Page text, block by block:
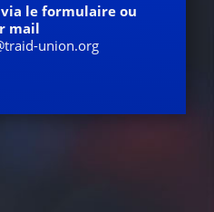
le formulaire ou
mail
union.org